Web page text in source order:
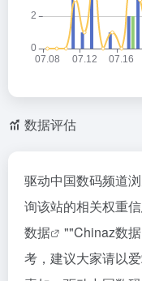
数据评估
驱动中国数码频道
询该站的相关权重
数据
""Chinaz数据
考，建议大家请以